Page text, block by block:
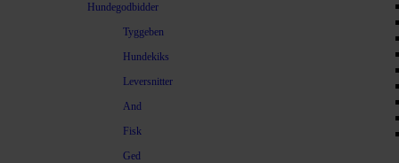
Hundegodbidder
Tyggeben
Hundekiks
Leversnitter
And
Fisk
Ged